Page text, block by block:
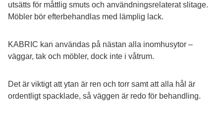
utsätts för måttlig smuts och användningsrelaterat slitage.
Möbler bör efterbehandlas med lämplig lack.
KABRIC kan användas på nästan alla inomhusytor –
väggar, tak och möbler, dock inte i våtrum.
Det är viktigt att ytan är ren och torr samt att alla hål är
ordentligt spacklade, så väggen är redo för behandling.